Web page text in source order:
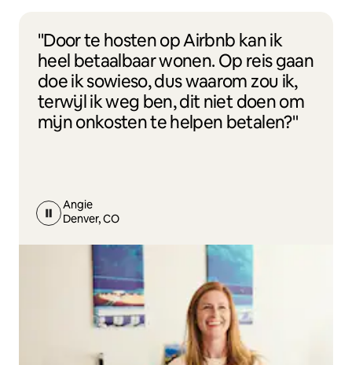
"Door te hosten op Airbnb kan ik
heel betaalbaar wonen. Op reis gaan
doe ik sowieso, dus waarom zou ik,
terwijl ik weg ben, dit niet doen om
mijn onkosten te helpen betalen?"
Angie
Denver, CO